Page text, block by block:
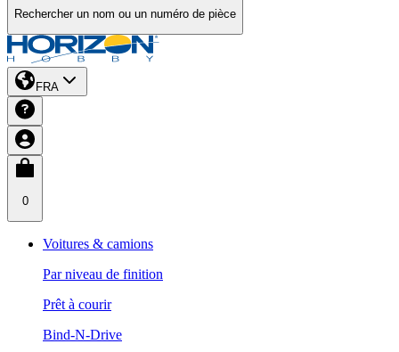
Rechercher un nom ou un numéro de pièce
FRA
0
Voitures & camions
Par niveau de finition
Prêt à courir
Bind-N-Drive